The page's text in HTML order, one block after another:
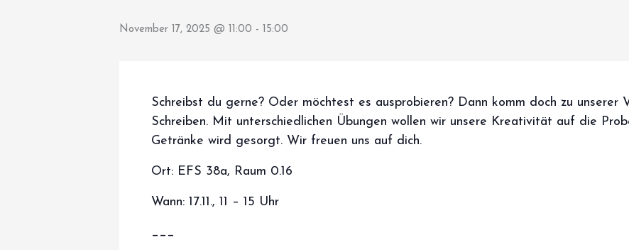
November 17, 2025 @ 11:00 - 15:00
Schreibst du gerne? Oder möchtest es ausprobieren? Dann komm doch zu unserer
Schreiben. Mit unterschiedlichen Übungen wollen wir unsere Kreativität auf die
Getränke wird gesorgt. Wir freuen uns auf dich.
Ort: EFS 38a, Raum 0.16
Wann: 17.11., 11 – 15 Uhr
___